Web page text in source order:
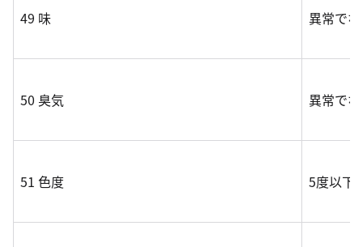
49 味 異常で
50 臭気 異常で
51 色度 5度以下